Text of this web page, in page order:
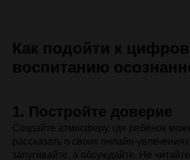
Как подойти к
воспитанию
1. Постройте доверие
Создайте атмосферу, где ребёнок
рассказать о своих онлайн-
запугивайте, а обсуждайте. Не